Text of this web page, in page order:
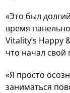
«Это был
время
Vitality’s Happy
что начал свой
«Я просто
заниматься